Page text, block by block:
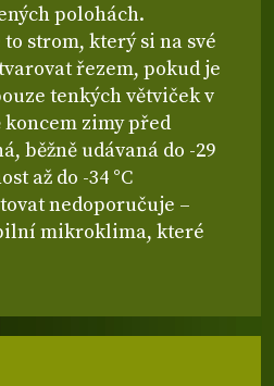
polohách.
strom, který si na své
řezem, pokud je
tenkých větviček v
zimy před
běžně udávaná do -29
až do -34 °C
nedoporučuje –
mikroklima, které